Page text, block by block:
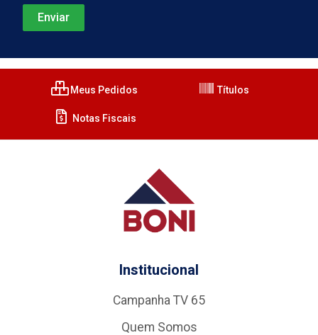
Meus Pedidos Títulos
Notas Fiscais
Institucional
Campanha TV 65
Quem Somos